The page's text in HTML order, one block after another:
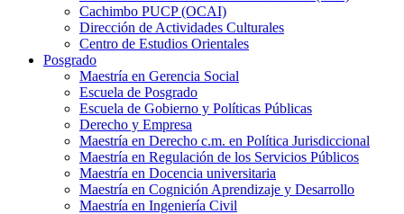
Cachimbo PUCP (OCAI)
Dirección de Actividades Culturales
Centro de Estudios Orientales
Posgrado
Maestría en Gerencia Social
Escuela de Posgrado
Escuela de Gobierno y Políticas Públicas
Derecho y Empresa
Maestría en Derecho c.m. en Política Jurisdiccional
Maestría en Regulación de los Servicios Públicos
Maestría en Docencia universitaria
Maestría en Cognición Aprendizaje y Desarrollo
Maestría en Ingeniería Civil